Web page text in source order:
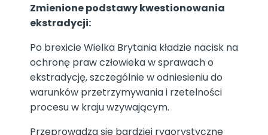
Zmienione podstawy kwestionowania
ekstradycji:
Po brexicie Wielka Brytania kładzie nacisk na
ochronę praw człowieka w sprawach o
ekstradycję, szczególnie w odniesieniu do
warunków przetrzymywania i rzetelności
procesu w kraju wzywającym.
Przeprowadza się bardziej rygorystyczne